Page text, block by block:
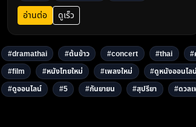
อ่านต่อ ดูเร็ว
#dramathai #ต้นข้าว #concert #thai #
#film
#หนังไทยใหม่ #เพลงใหม่ #ดูหนังออนไล
#ดูออนไลน์
#5 #กันยายน #สุปรียา #ดวล